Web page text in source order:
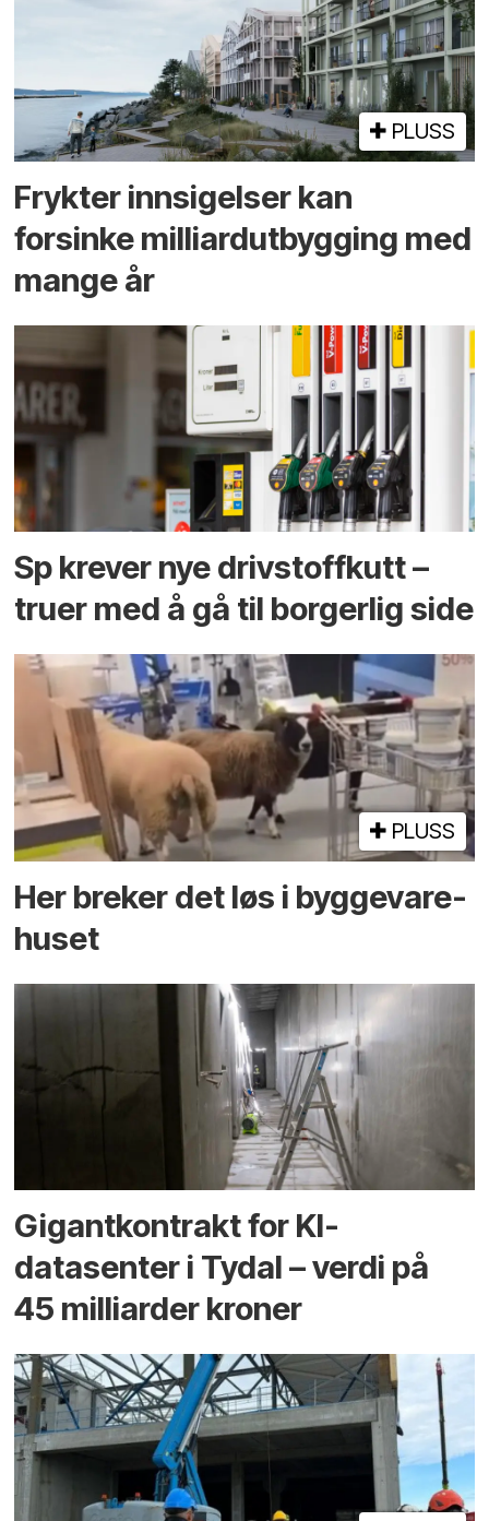
PLUSS
Frykter innsigelser kan
forsinke milliard­utbygging med
mange år
Sp krever nye drivstoffkutt –
truer med å gå til borgerlig side
PLUSS
Her breker det løs i bygge­vare­
huset
Gigantkontrakt for KI-
datasenter i Tydal – verdi på
45 milliarder kroner